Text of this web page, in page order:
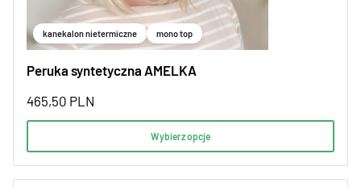
kanekalon nietermiczne mono top
Peruka syntetyczna AMELKA
465,50 PLN
Wybierz opcje